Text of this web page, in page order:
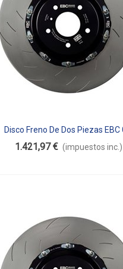
Añadir Al Carrito
Disco Freno De Dos Piezas EBC
Flotante SG2F009OS
1.421,97 € (impuestos inc.)